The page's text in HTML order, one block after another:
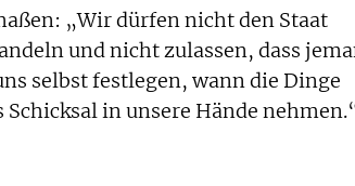
„Wir dürfen nicht den Staat
und nicht zulassen, dass
selbst festlegen, wann die Dinge
in unsere Hände